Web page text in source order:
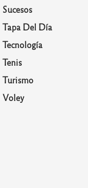
Sucesos
Tapa Del Día
Tecnología
Tenis
Turismo
Voley